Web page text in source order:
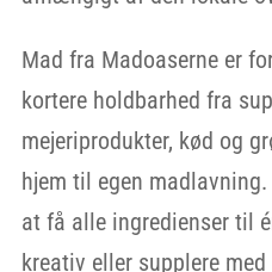
Mad fra Madoaserne er
kortere holdbarhed fra
mejeriprodukter, kød og
hjem til egen
at få alle ingredienser til
kreativ eller supplere